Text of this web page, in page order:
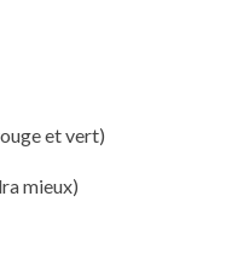
et vert)
mieux)